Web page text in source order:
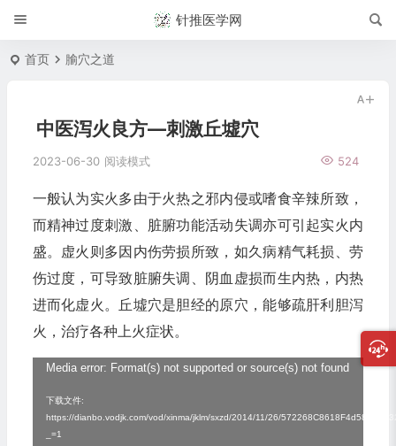
针推医学网
首页 腧穴之道
中医泻火良方—刺激丘墟穴
2023-06-30 524
阅读模式
一般认为实火多由于火热之邪内侵或嗜食辛辣所致，
而精神过度刺激、脏腑功能活动失调亦可引起实火内
盛。虚火则多因内伤劳损所致，如久病精气耗损、劳
伤过度，可导致脏腑失调、阴血虚损而生内热，内热
进而化虚火。丘墟穴是胆经的原穴，能够疏肝利胆泻
火，治疗各种上火症状。
Media error: Format(s) not supported or source(s) not found
下载文件:
https://dianbo.vodjk.com/vod/xinma/jklm/sxzd/2014/11/26/
_=1